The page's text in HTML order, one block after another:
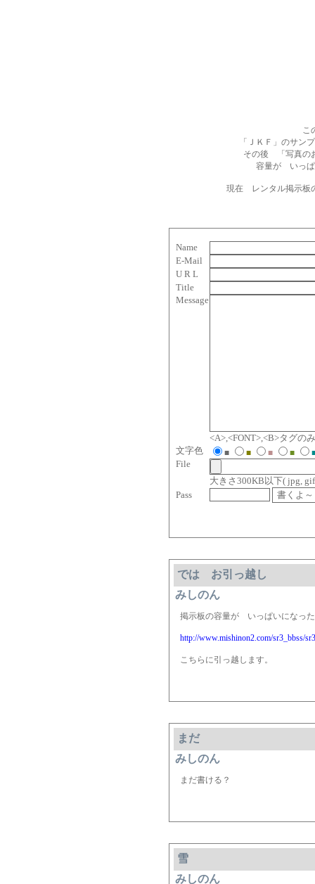
こ
「ＪＫＦ」のサン
その後 「写真の
容量が いっぱ
現在 レンタル掲示板
Name
E-Mail
U R L
Title
Message
<A>,<FONT>,<B>タグの
文字色
■ ■ ■ ■
File
大きさ300KB以下( jpg,
Pass
では お引っ越し
みしのん
掲示板の容量が いっぱいになっ
http://www.mishinon2.com/sr3_bbss/
こちらに引っ越します。
まだ
みしのん
まだ書ける？
雪
みしのん